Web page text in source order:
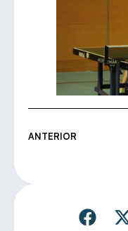
ANTERIOR